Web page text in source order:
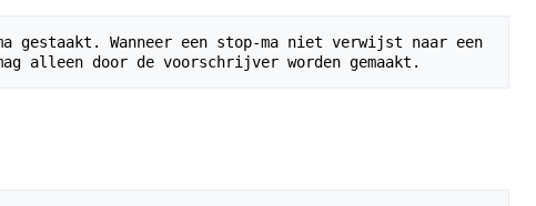
gestaakt. Wanneer een stop-ma niet verwijst naar een